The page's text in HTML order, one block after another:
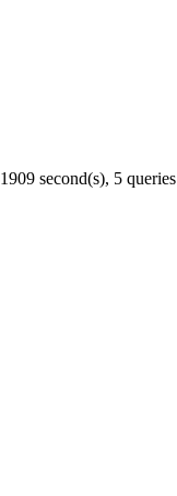
second(s), 5 queries